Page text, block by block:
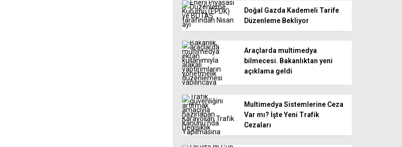
Doğal Gazda Kademeli Tarife
Düzenleme Bekliyor
Araçlarda multimedya
bilmecesi. Bakanlıktan yeni
açıklama geldi
Multimedya Sistemlerine Ceza
Var mı? İşte Yeni Trafik
Cezaları